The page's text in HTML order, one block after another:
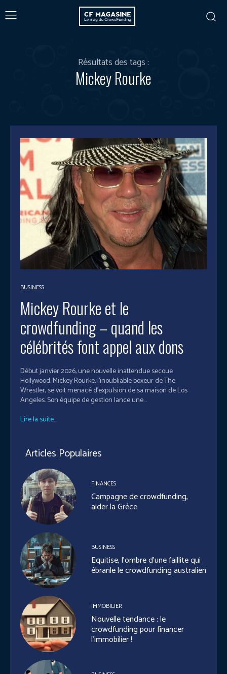
Résultats des tags :
Mickey Rourke
BUSINESS
Mickey Rourke et le
crowdfunding – quand les
célébrités font appel aux dons
Début janvier 2026, une nouvelle inattendue secoue
Hollywood. Mickey Rourke, l'inoubliable boxeur de The
Wrestler, se voit menacé d'expulsion de sa maison de Los
Angeles. Son équipe de gestion lance une...
Lire la suite...
Articles Populaires
FINANCES
Campagne de crowdfunding,
aider la Grèce
BUSINESS
Equitise, l’ombre d’une faillite qui
ébranle le crowdfunding australien
IMMOBILIER
Nouvelle tendance : le
crowdfunding pour financer
l’immobilier !